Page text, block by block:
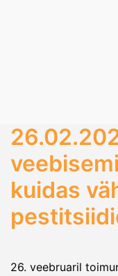
kuidas
26. veebruaril